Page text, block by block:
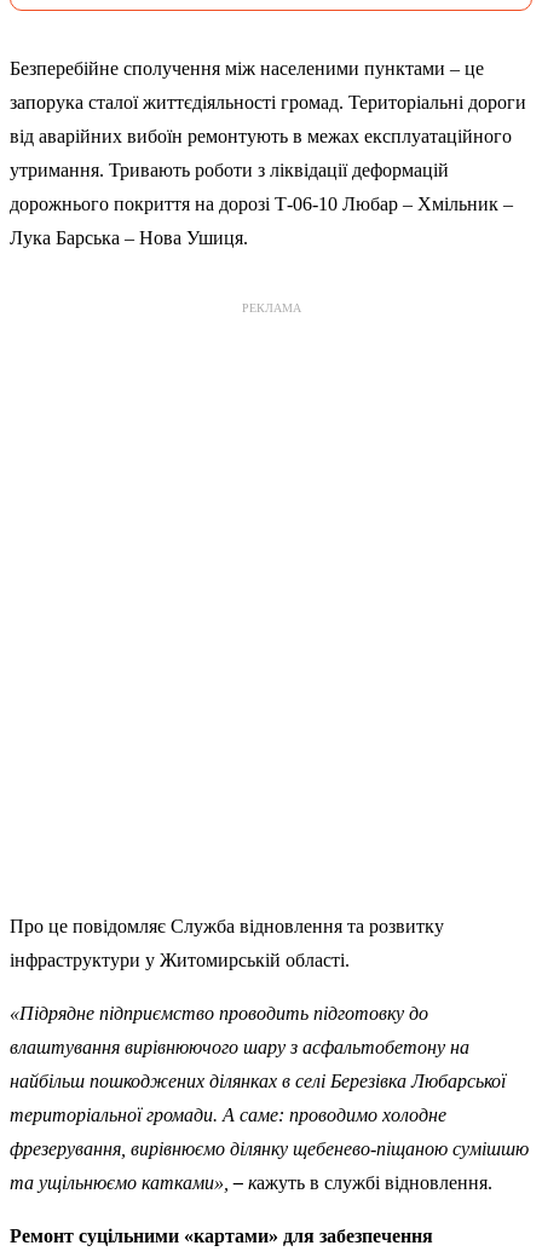
Безперебійне сполучення між населеними пунктами – це
запорука сталої життєдіяльності громад. Територіальні дороги
від аварійних вибоїн ремонтують в межах експлуатаційного
утримання. Тривають роботи з ліквідації деформацій
дорожнього покриття на дорозі Т-06-10 Любар – Хмільник –
Лука Барська – Нова Ушиця.
РЕКЛАМА
Про це повідомляє Служба відновлення та розвитку
інфраструктури у Житомирській області.
«Підрядне підприємство проводить підготовку до
влаштування вирівнюючого шару з асфальтобетону на
найбільш пошкоджених ділянках в селі Березівка Любарської
територіальної громади. А саме: проводимо холодне
фрезерування, вирівнюємо ділянку щебенево-піщаною сумішшю
та ущільнюємо катками», – кажуть в службі відновлення.
Ремонт суцільними «картами» для забезпечення